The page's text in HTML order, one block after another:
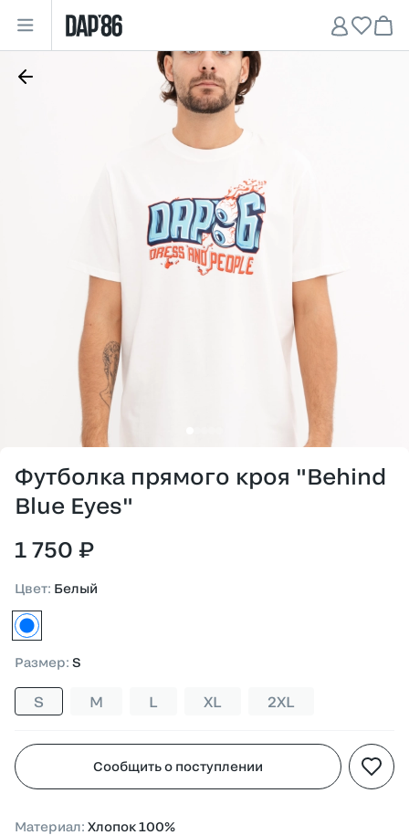
Мужчинам • Футболки •
Футболка прямого кроя "Behind
Blue Eyes"
1 750 ₽
Цвет: Белый
белый
Размер: S
S M L XL 2XL
Сообщить о поступлении
Материал: Хлопок 100%